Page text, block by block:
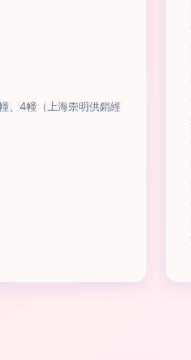
、4幢（上海崇明供銷經